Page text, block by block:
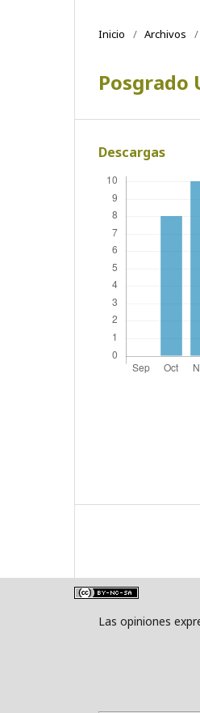
Inicio / Archivos /
Posgrado
Descargas
Las opiniones